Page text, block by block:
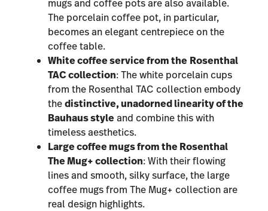
mugs and coffee pots are also available.
The porcelain coffee pot, in particular,
becomes an elegant centrepiece on the
coffee table.
White coffee service from the Rosenthal
TAC collection: The white porcelain cups
from the Rosenthal TAC collection embody
thedistinctive, unadorned linearity of the
Bauhaus styleand combine this with
timeless aesthetics.
Large coffee mugs from theRosenthal
The Mug+ collection: With their flowing
lines and smooth, silky surface, the large
coffee mugs from The Mug+ collection are
real design highlights.